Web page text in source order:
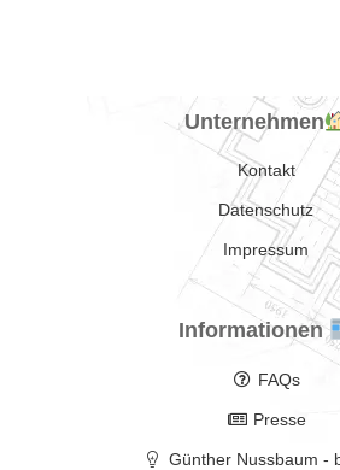
Unternehmen
Kontakt
Datenschutz
Impressum
Informationen
FAQs
Presse
Günther Nussbaum -